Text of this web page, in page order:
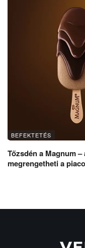
BEFEKTETÉS
Tőzsdén a Magnum
megrengetheti a